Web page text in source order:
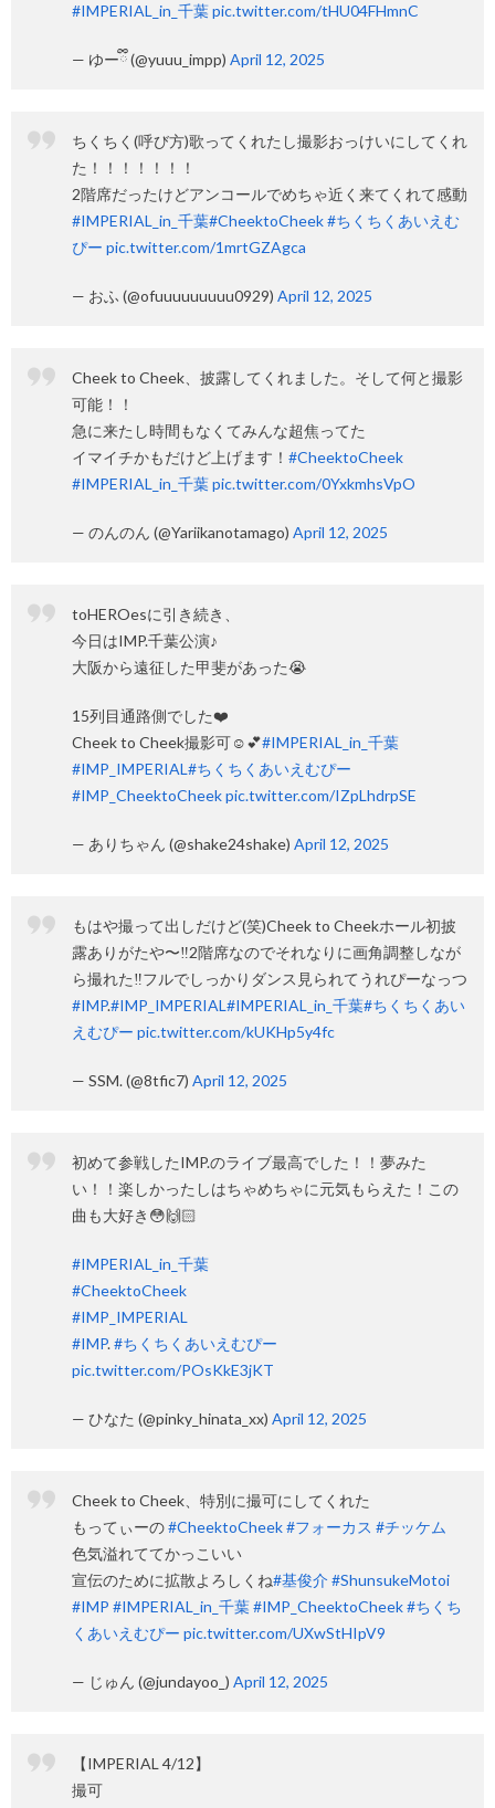
#IMPERIAL_in_千葉pic.twitter.com/tHU04FHmnC
— ゆーྀི (@yuuu_impp) April 12, 2025
ちくちく(呼び方)歌ってくれたし撮影おっけいにしてくれ
た！！！！！！！
2階席だったけどアンコールでめちゃ近く来てくれて感動
#IMPERIAL_in_千葉#CheektoCheek#ちくちくあいえむ
ぴー pic.twitter.com/1mrtGZAgca
— おふ (@ofuuuuuuuuu0929) April 12, 2025
Cheek to Cheek、披露してくれました。そして何と撮影
可能！！
急に来たし時間もなくてみんな超焦ってた
イマイチかもだけど上げます！ #CheektoCheek
#IMPERIAL_in_千葉pic.twitter.com/0YxkmhsVpO
— のんのん (@Yariikanotamago) April 12, 2025
toHEROesに引き続き、
今日はIMP.千葉公演♪
大阪から遠征した甲斐があった😭
15列目通路側でした❤️
Cheek to Cheek撮影可☺️💕#IMPERIAL_in_千葉
#IMP_IMPERIAL#ちくちくあいえむぴー
#IMP_CheektoCheekpic.twitter.com/IZpLhdrpSE
— ありちゃん (@shake24shake) April 12, 2025
もはや撮って出しだけど(笑)Cheek to Cheekホール初披
露ありがたや〜‼️2階席なのでそれなりに画角調整しなが
ら撮れた‼️フルでしっかりダンス見られてうれぴーなっつ
#IMP.#IMP_IMPERIAL#IMPERIAL_in_千葉#ちくちくあい
えむぴー pic.twitter.com/kUKHp5y4fc
— SSM. (@8tfic7) April 12, 2025
初めて参戦したIMP.のライブ最高でした！！夢みた
い！！楽しかったしはちゃめちゃに元気もらえた！この
曲も大好き😳🙌🏻︎
#IMPERIAL_in_千葉
#CheektoCheek
#IMP_IMPERIAL
#IMP.#ちくちくあいえむぴー
pic.twitter.com/POsKkE3jKT
— ひなた (@pinky_hinata_xx) April 12, 2025
Cheek to Cheek、特別に撮可にしてくれた
もってぃーの#CheektoCheek#フォーカス #チッケム
色気溢れててかっこいい
宣伝のために拡散よろしくね#基俊介 #ShunsukeMotoi
#IMP #IMPERIAL_in_千葉#IMP_CheektoCheek#ちくち
くあいえむぴー pic.twitter.com/UXwStHIpV9
— じゅん (@jundayoo_) April 12, 2025
【IMPERIAL 4/12】
撮可